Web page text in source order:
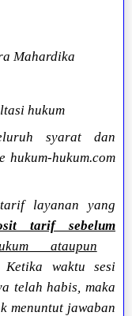
Mahardika
hukum
syarat dan
hukum-hukum.com
layanan yang
tarif sebelum
ataupun
waktu sesi
telah habis, maka
menuntut jawaban